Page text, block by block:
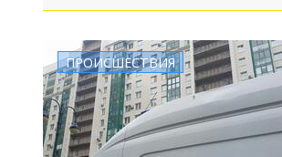
назвали фаворита
ПРОИСШЕСТВИЯ